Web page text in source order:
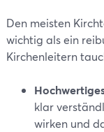
Den meisten
wichtig als ein
Kirchenleitern
klar
wirken und